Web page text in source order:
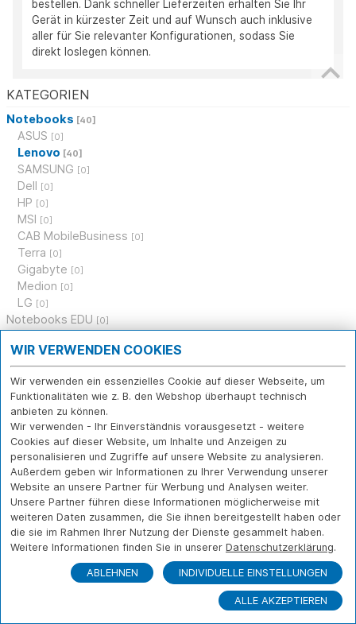
KATEGORIEN
Notebooks [40]
ASUS [0]
Lenovo [40]
SAMSUNG [0]
Dell [0]
HP [0]
MSI [0]
CAB MobileBusiness [0]
Terra [0]
Gigabyte [0]
Medion [0]
LG [0]
Notebooks EDU [0]
Prozessoren[0]
Mainboards
Arbeitsspeicher[0]
Festplatten, Speichermedien
Grafikkarten
Gehäuse, Netzteile [0]
Laufwerke[0]
Monitore[0]
Eingabegeräte[3]
Tablets[0]
Tablet- und Notebookzubehör[4]
Apple & Zubehör [0]
Drucker, Scanner, Multifunktion[0]
[0]
[0]
bestellen. Dank schneller Lieferzeiten erhalten Sie Ihr
Gerät in kürzester Zeit und auf Wunsch auch inklusive
aller für Sie relevanter Konfigurationen, sodass Sie
direkt loslegen können.
WIR VERWENDEN COOKIES
Wir verwenden ein essenzielles Cookie auf dieser Webseite, um
Funktionalitäten wie z. B. den Webshop überhaupt technisch
anbieten zu können.
Wir verwenden - Ihr Einverständnis vorausgesetzt - weitere
Cookies auf dieser Website, um Inhalte und Anzeigen zu
personalisieren und Zugriffe auf unsere Website zu analysieren.
Außerdem geben wir Informationen zu Ihrer Verwendung unserer
Website an unsere Partner für Werbung und Analysen weiter.
Unsere Partner führen diese Informationen möglicherweise mit
weiteren Daten zusammen, die Sie ihnen bereitgestellt haben oder
die sie im Rahmen Ihrer Nutzung der Dienste gesammelt haben.
Weitere Informationen finden Sie in unserer Datenschutzerklärung.
ABLEHNEN INDIVIDUELLE EINSTELLUNGEN
ALLE AKZEPTIEREN